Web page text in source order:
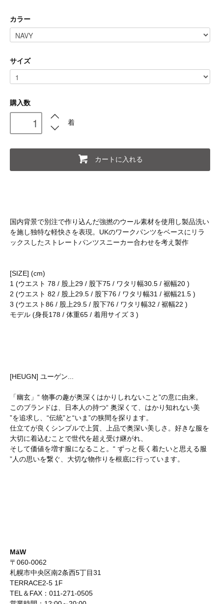
カラー
サイズ
購入数
着
カートに入れる
国内背景で別注で作り込んだ強撚のウール素材を使用し製品洗い
を施し独特な軽快さを表現。UKのワークパンツをベースにリラ
ックスしたストレートパンツスニーカー合わせを考え製作
[SIZE] (cm)
1 (ウエスト 78 / 股上29 / 股下75 / ワタリ幅30.5 / 裾幅20 )
2 (ウエスト 82 / 股上29.5 / 股下76 / ワタリ幅31 / 裾幅21.5 )
3 (ウエスト86 / 股上29.5 / 股下76 / ワタリ幅32 / 裾幅22 )
モデル (身長178 / 体重65 / 着用サイズ 3 )
[HEUGN] ユーゲン...
「幽玄」“ 物事の趣が奥深くはかりしれないこと”の意に由来。
このブランドは、日本人の持つ“ 奥深くて、はかり知れない美
”を追求し、“伝統”と“いま”の狭間を探ります。
仕立てが良くシンプルで上質、上品で奥深い美しさ。好きな服を
大切に着込むことで世代を超え受け継がれ、
そして価値を増す服になること。“ ずっと長く着たいと思える服
”人の思いを繋ぐ、大切な物作りを根底に行っています。
MāW
〒060-0062
札幌市中央区南2条西5丁目31
TERRACE2-5 1F
TEL＆FAX：011-271-0505